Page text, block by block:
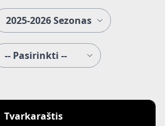
Tvarkaraštis